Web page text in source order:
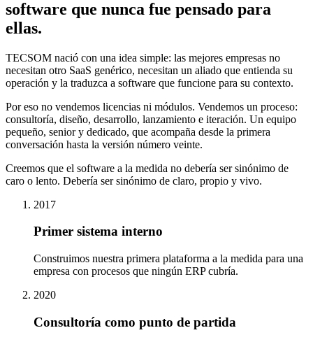
software que nunca fue pensado para
ellas.
TECSOM nació con una idea simple: las mejores empresas no
necesitan otro SaaS genérico, necesitan un aliado que entienda su
operación y la traduzca a software que funcione para su contexto.
Por eso no vendemos licencias ni módulos. Vendemos un proceso:
consultoría, diseño, desarrollo, lanzamiento e iteración. Un equipo
pequeño, senior y dedicado, que acompaña desde la primera
conversación hasta la versión número veinte.
Creemos que el software a la medida no debería ser sinónimo de
caro o lento. Debería ser sinónimo de claro, propio y vivo.
2017
Primer sistema interno
Construimos nuestra primera plataforma a la medida para una
empresa con procesos que ningún ERP cubría.
2020
Consultoría como punto de partida